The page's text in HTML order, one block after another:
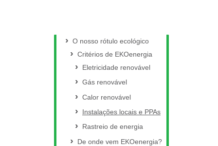
O nosso rótulo ecológico
Critérios de EKOenergia
Eletricidade renovável
Gás renovável
Calor renovável
Instalações locais e PPAs
Rastreio de energia
De onde vem EKOenergia?